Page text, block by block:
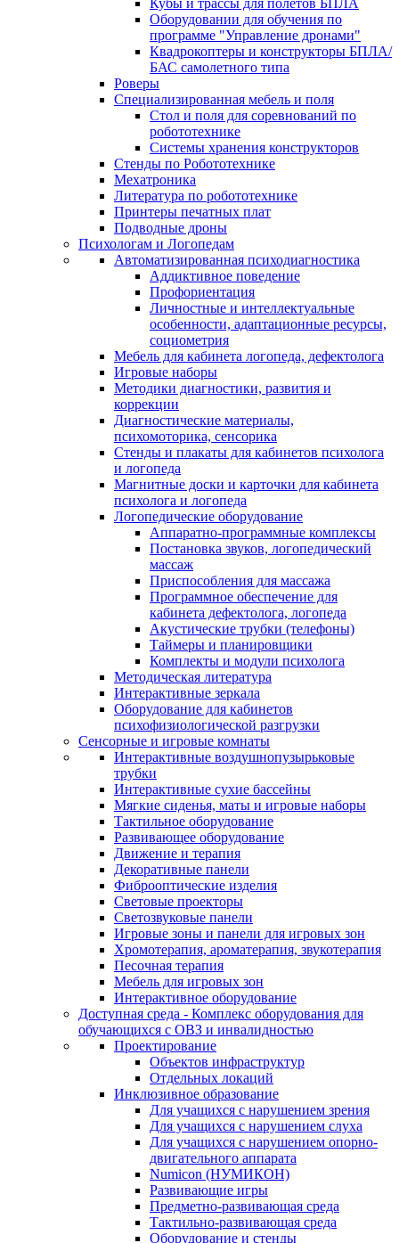
Кубы и трассы для полётов БПЛА
Оборудовании для обучения по
программе "Управление дронами"
Квадрокоптеры и конструкторы БПЛА/
БАС самолетного типа
Роверы
Специализированная мебель и поля
Стол и поля для соревнований по
робототехнике
Системы хранения конструкторов
Стенды по Робототехнике
Мехатроника
Литература по робототехнике
Принтеры печатных плат
Подводные дроны
Психологам и Логопедам
Автоматизированная психодиагностика
Аддиктивное поведение
Профориентация
Личностные и интеллектуальные
особенности, адаптационные ресурсы,
социометрия
Мебель для кабинета логопеда, дефектолога
Игровые наборы
Методики диагностики, развития и
коррекции
Диагностические материалы,
психомоторика, сенсорика
Стенды и плакаты для кабинетов психолога
и логопеда
Магнитные доски и карточки для кабинета
психолога и логопеда
Логопедические оборудование
Аппаратно-программные комплексы
Постановка звуков, логопедический
массаж
Приспособления для массажа
Программное обеспечение для
кабинета дефектолога, логопеда
Акустические трубки (телефоны)
Таймеры и планировщики
Комплекты и модули психолога
Методическая литература
Интерактивные зеркала
Оборудование для кабинетов
психофизиологической разгрузки
Сенсорные и игровые комнаты
Интерактивные воздушнопузырьковые
трубки
Интерактивные сухие бассейны
Мягкие сиденья, маты и игровые наборы
Тактильное оборудование
Развивающее оборудование
Движение и терапия
Декоративные панели
Фиброоптические изделия
Световые проекторы
Светозвуковые панели
Игровые зоны и панели для игровых зон
Хромотерапия, ароматерапия, звукотерапия
Песочная терапия
Мебель для игровых зон
Интерактивное оборудование
Доступная среда - Комплекс оборудования для
обучающихся с ОВЗ и инвалидностью
Проектирование
Объектов инфраструктур
Отдельных локаций
Инклюзивное образование
Для учащихся с нарушением зрения
Для учащихся с нарушением слуха
Для учащихся с нарушением опорно-
двигательного аппарата
Numicon (НУМИКОН)
Развивающие игры
Предметно-развивающая среда
Тактильно-развивающая среда
Оборудование и стенды